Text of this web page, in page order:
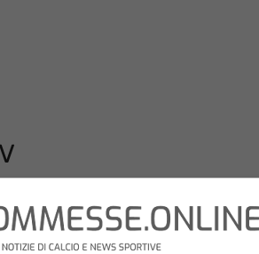
sera, sarà visibile in
ai soli abbonati alla